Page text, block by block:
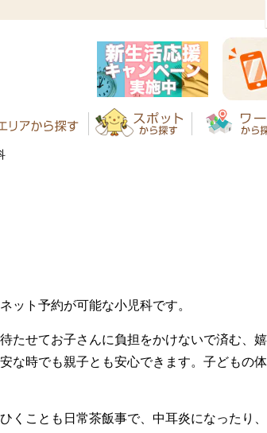
ット予約が可能な小児科です。
たせてお子さんに負担をかけないで済む、
な時でも親子とも安心できます。子どもの
くことも日常茶飯事で、中耳炎になったり